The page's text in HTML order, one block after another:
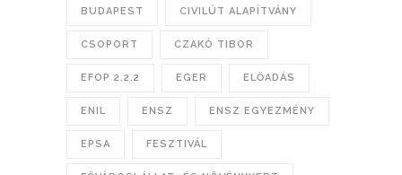
BUDAPEST CIVILÚT ALAPÍTVÁNY
CSOPORT CZAKÓ TIBOR
EFOP 2.2.2 EGER ELŐADÁS
ENIL ENSZ ENSZ EGYEZMÉNY
EPSA FESZTIVÁL